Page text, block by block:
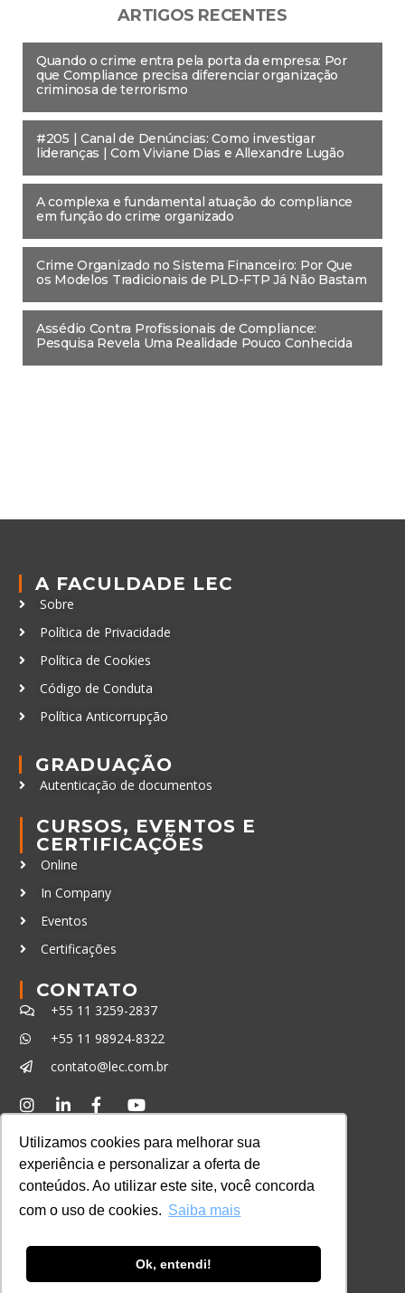
Utilizamos cookies para melhorar sua
experiência e personalizar a oferta de
conteúdos. Ao utilizar este site, você concorda
com o uso de cookies. Saiba mais
Ok, entendi!
ARTIGOS RECENTES
Quando o crime entra pela porta da empresa: Por
que Compliance precisa diferenciar organização
criminosa de terrorismo
#205 | Canal de Denúncias: Como investigar
lideranças | Com Viviane Dias e Allexandre Lugão
A complexa e fundamental atuação do compliance
em função do crime organizado
Crime Organizado no Sistema Financeiro: Por Que
os Modelos Tradicionais de PLD-FTP Já Não Bastam
Assédio Contra Profissionais de Compliance:
Pesquisa Revela Uma Realidade Pouco Conhecida
A FACULDADE LEC
Sobre
Política de Privacidade
Política de Cookies
Código de Conduta
Política Anticorrupção
GRADUAÇÃO
Autenticação de documentos
CURSOS, EVENTOS E
CERTIFICAÇÕES
Online
In Company
Eventos
Certificações
CONTATO
+55 11 3259-2837
+55 11 98924-8322
contato@lec.com.br
Consulte aqui o cadastro da Instituição no
Sistema e-MEC